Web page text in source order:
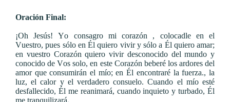
Oración Final:
¡Oh Jesús! Yo consagro mi corazón , colocadle en el
Vuestro, pues sólo en Él quiero vivir y sólo a Él quiero amar;
en vuestro Corazón quiero vivir desconocido del mundo y
conocido de Vos solo, en este Corazón beberé los ardores del
amor que consumirán el mío; en Él encontraré la fuerza., la
luz, el calor y el verdadero consuelo. Cuando el mío esté
desfallecido, Él me reanimará, cuando inquieto y turbado, Él